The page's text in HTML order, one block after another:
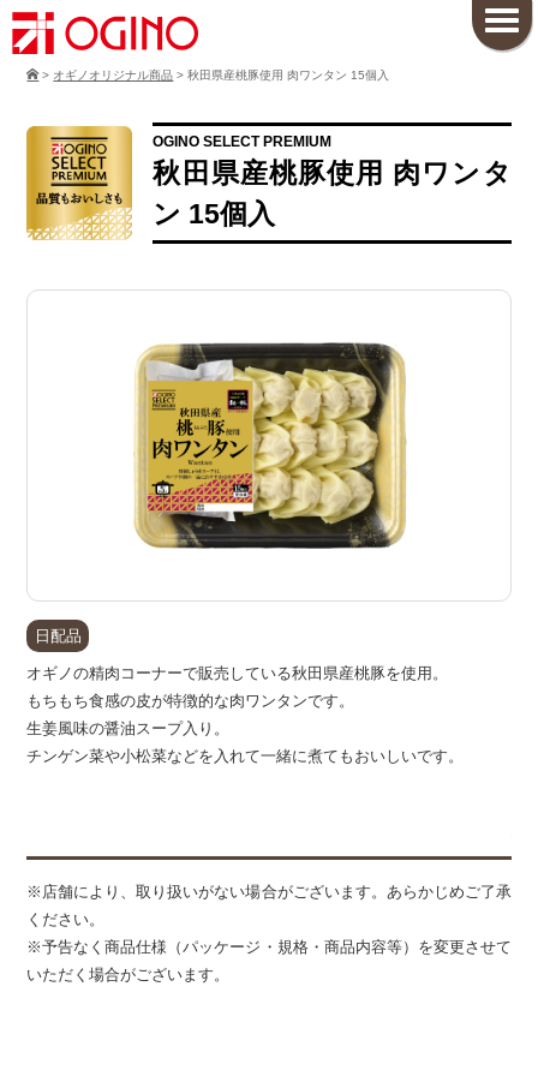
> オギノオリジナル商品 >秋田県産桃豚使用 肉ワンタン 15個入
OGINO SELECT PREMIUM
秋田県産桃豚使用 肉ワンタ
ン 15個入
日配品
オギノの精肉コーナーで販売している秋田県産桃豚を使用。
もちもち食感の皮が特徴的な肉ワンタンです。
生姜風味の醤油スープ入り。
チンゲン菜や小松菜などを入れて一緒に煮てもおいしいです。
※店舗により、取り扱いがない場合がございます。あらかじめご了承
ください。
※予告なく商品仕様（パッケージ・規格・商品内容等）を変更させて
いただく場合がございます。